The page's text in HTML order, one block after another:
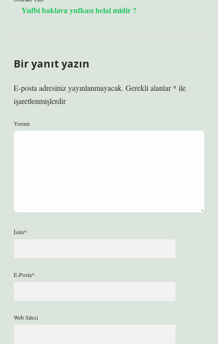
Yufbi baklava yufkası helal midir ?
Bir yanıt yazın
E-posta adresiniz yayınlanmayacak. Gerekli alanlar* ile
işaretlenmişlerdir
Yorum
İsim*
E-Posta*
Web Sitesi